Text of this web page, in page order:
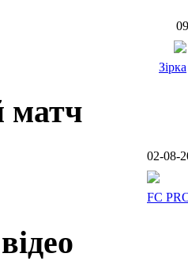
Зірка
матч
02-08-
FC